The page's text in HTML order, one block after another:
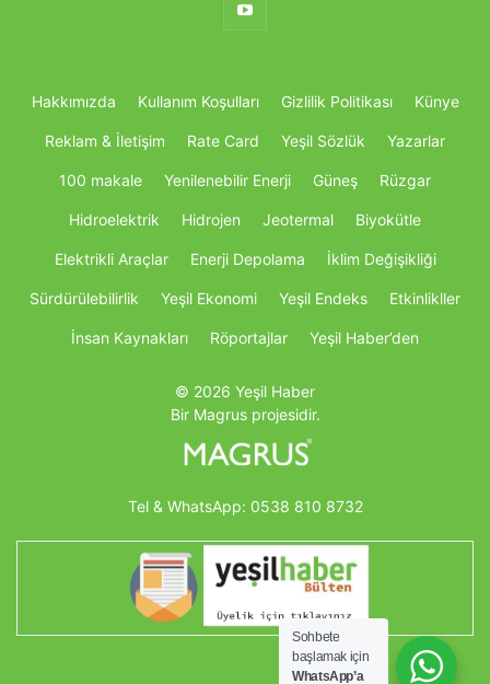
Hakkımızda Kullanım Koşulları Gizlilik Politikası Künye
Reklam & İletişim Rate Card Yeşil Sözlük Yazarlar
100 makale Yenilenebilir Enerji Güneş Rüzgar
Hidroelektrik Hidrojen Jeotermal Biyokütle
Elektrikli Araçlar Enerji Depolama İklim Değişikliği
Sürdürülebilirlik Yeşil Ekonomi Yeşil Endeks Etkinlikller
İnsan Kaynakları Röportajlar Yeşil Haber’den
© 2026 Yeşil Haber
Bir Magrus projesidir.
Tel & WhatsApp: 0538 810 8732
Sohbete
başlamak için
WhatsApp’a